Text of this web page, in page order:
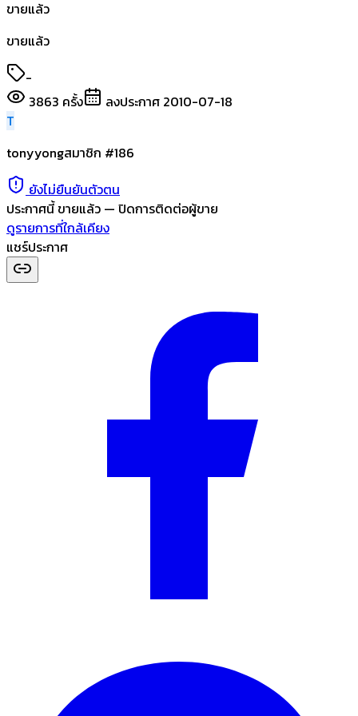
ขายแล้ว
ขายแล้ว
-
3863 ครั้ง ลงประกาศ 2010-07-18
T
tonyyongสมาชิก #186
ยังไม่ยืนยันตัวตน
ประกาศนี้ขายแล้ว — ปิดการติดต่อผู้ขาย
ดูรายการที่ใกล้เคียง
แชร์ประกาศ